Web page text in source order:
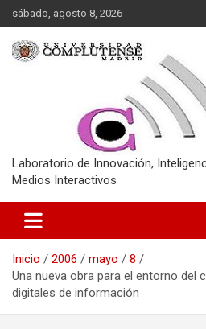
Saltar
al
contenido
sábado, agosto 8, 2026
Laboratorio de Innovación,
Medios Interactivos
Inicio 2006 mayo
8
Una nueva obra para el entorno del
digitales de información